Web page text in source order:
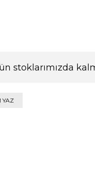
stoklarımızda
YAZ